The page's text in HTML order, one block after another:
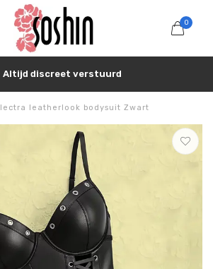
0
Altijd discreet verstuurd
leatherlook bodysuit Zwart